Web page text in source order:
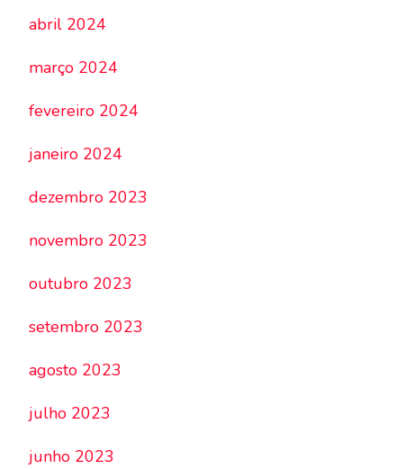
abril 2024
março 2024
fevereiro 2024
janeiro 2024
dezembro 2023
novembro 2023
outubro 2023
setembro 2023
agosto 2023
julho 2023
junho 2023